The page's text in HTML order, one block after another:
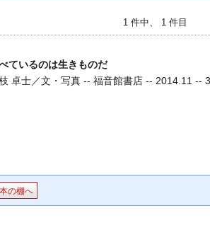
1 件中、 1 件目
ているのは生きものだ
卓士／文・写真 -- 福音館書店 -- 2014.11 --
の棚へ